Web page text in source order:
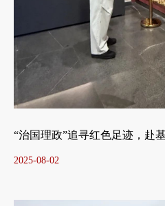
“治国理政”追寻红色足迹，赴
2025-08-02